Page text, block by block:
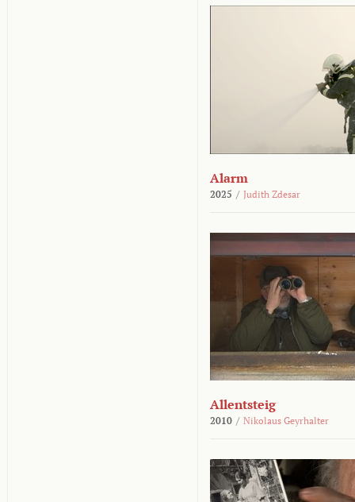
Alarm
2025 / Judith Zdesar
Allentsteig
2010 / Nikolaus Geyrhalter